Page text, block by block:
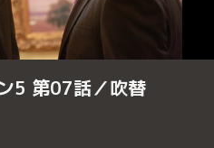
5 第07話／吹替